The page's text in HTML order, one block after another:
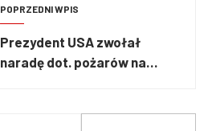
POPRZEDNI WPIS
Prezydent USA zwołał
naradę dot. pożarów na